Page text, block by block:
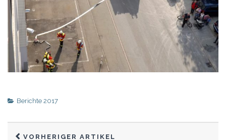
Berichte 2017
VORHERIGER ARTIKEL